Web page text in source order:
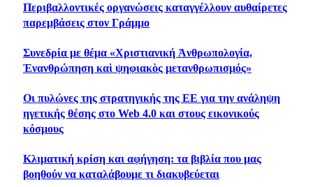
Περιβαλλοντικές οργανώσεις καταγγέλλουν αυθαίρετες
παρεμβάσεις στον Γράμμο
Συνεδρία με θέμα «Χριστιανική Ἀνθρωπολογία,
Ἐνανθρώπηση καὶ ψηφιακὸς μετανθρωπισμός»
Οι πυλώνες της στρατηγικής της ΕΕ για την ανάληψη
ηγετικής θέσης στο Web 4.0 και στους εικονικούς
κόσμους
Κλιματική κρίση και αφήγηση: τα βιβλία που μας
βοηθούν να καταλάβουμε τι διακυβεύεται